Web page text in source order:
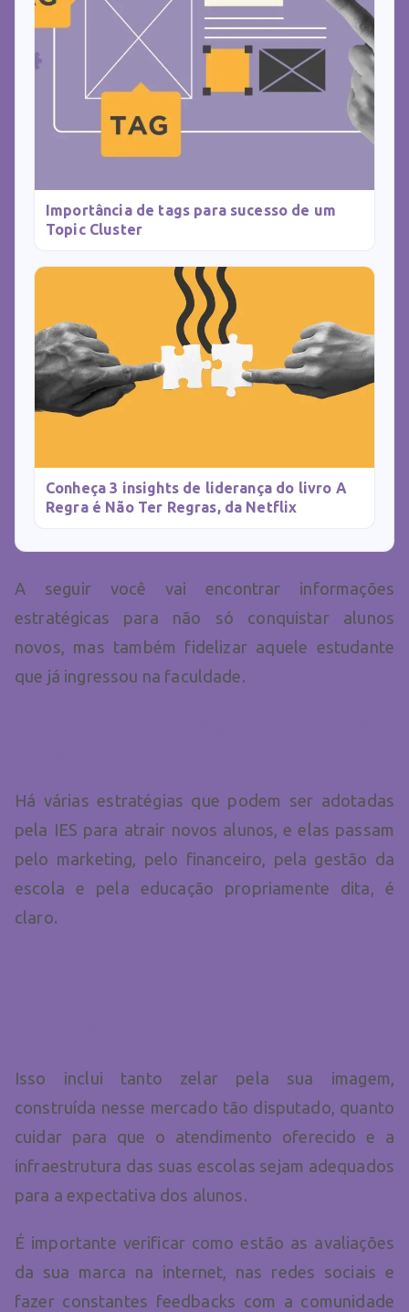
Importância de tags para sucesso de um
Topic Cluster
Conheça 3 insights de liderança do livro A
Regra é Não Ter Regras, da Netflix
A seguir você vai encontrar informações
estratégicas para não só conquistar alunos
novos, mas também fidelizar aquele estudante
que já ingressou na faculdade.
Há várias estratégias que podem ser adotadas
pela IES para atrair novos alunos, e elas passam
pelo marketing, pelo financeiro, pela gestão da
escola e pela educação propriamente dita, é
claro.
Isso inclui tanto zelar pela sua imagem,
construída nesse mercado tão disputado, quanto
cuidar para que o atendimento oferecido e a
infraestrutura das suas escolas sejam adequados
para a expectativa dos alunos.
É importante verificar como estão as avaliações
da sua marca na internet, nas redes sociais e
fazer constantes feedbacks com a comunidade